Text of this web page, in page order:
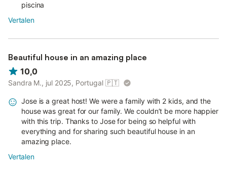
piscina
Vertalen
Beautiful house in an amazing place
10,0
Sandra M., jul 2025, Portugal 🇵🇹
Jose is a great host! We were a family with 2 kids, and the
house was great for our family. We couldn’t be more happier
with this trip. Thanks to Jose for being so helpful with
everything and for sharing such beautiful house in an
amazing place.
Vertalen